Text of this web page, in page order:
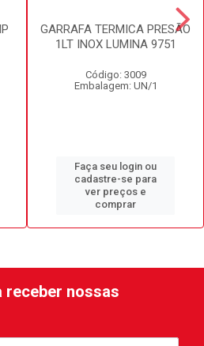
GARRAFA TERMICA PRESÃO
1LT INOX LUMINA 9751
Código: 3009
Embalagem: UN/1
Faça seu login ou
cadastre-se para
ver preços e
comprar
receber nossas